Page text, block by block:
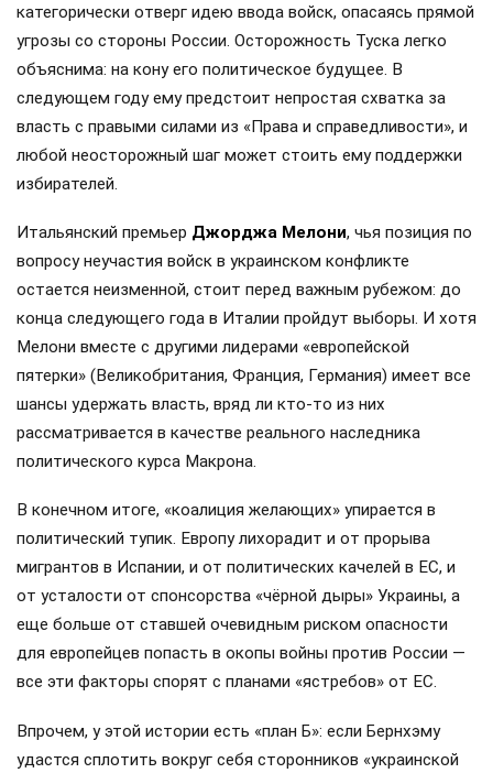
категорически отверг идею ввода войск, опасаясь прямой
угрозы со стороны России. Осторожность Туска легко
объяснима: на кону его политическое будущее. В
следующем году ему предстоит непростая схватка за
власть с правыми силами из «Права и справедливости», и
любой неосторожный шаг может стоить ему поддержки
избирателей.
Итальянский премьер Джорджа Мелони, чья позиция по
вопросу неучастия войск в украинском конфликте
остается неизменной, стоит перед важным рубежом: до
конца следующего года в Италии пройдут выборы. И хотя
Мелони вместе с другими лидерами «европейской
пятерки» (Великобритания, Франция, Германия) имеет все
шансы удержать власть, вряд ли кто-то из них
рассматривается в качестве реального наследника
политического курса Макрона.
В конечном итоге, «коалиция желающих» упирается в
политический тупик. Европу лихорадит и от прорыва
мигрантов в Испании, и от политических качелей в ЕС, и
от усталости от спонсорства «чёрной дыры» Украины, а
еще больше от ставшей очевидным риском опасности
для европейцев попасть в окопы войны против России —
все эти факторы спорят с планами «ястребов» от ЕС.
Впрочем, у этой истории есть «план Б»: если Бернхэму
удастся сплотить вокруг себя сторонников «украинской